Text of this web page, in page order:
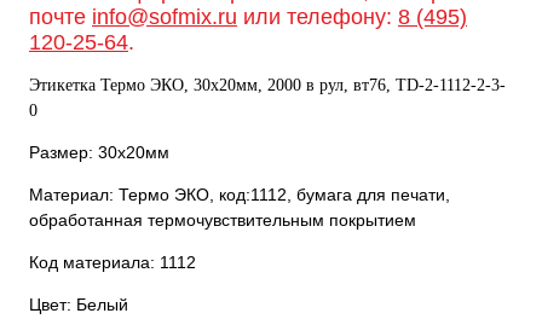
почте info@sofmix.ru или телефону: 8 (495)
120-25-64.
Этикетка Термо ЭКО, 30х20мм, 2000 в рул, вт76, TD-2-1112-2-3-
0
Размер: 30х20мм
Материал: Термо ЭКО, код:1112, бумага для печати,
обработанная термочувствительным покрытием
Код материала: 1112
Цвет: Белый